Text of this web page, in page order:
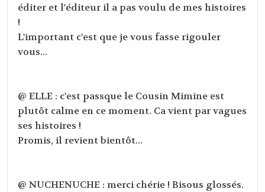
éditer et l'éditeur il a pas voulu de mes histoires
!
L'important c'est que je vous fasse rigouler
vous...
@ ELLE : c'est passque le Cousin Mimine est
plutôt calme en ce moment. Ca vient par vagues
ses histoires !
Promis, il revient bientôt...
@ NUCHENUCHE : merci chérie ! Bisous glossés.